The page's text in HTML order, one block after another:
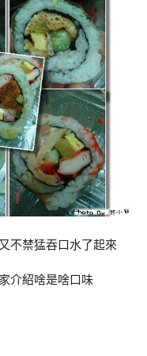
不禁猛吞口水了起來
介紹啥是啥口味